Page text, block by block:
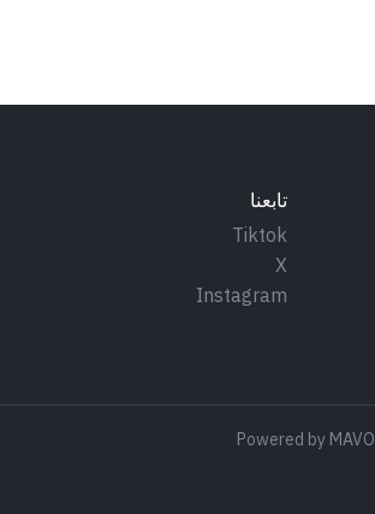
تابعنا
Tiktok
X
Instagram
Powered byMAVO